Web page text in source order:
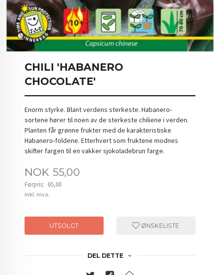
CHILI 'HABANERO
CHOCOLATE'
Enorm styrke. Blant verdens sterkeste. Habanero-
sortene hører til noen av de sterkeste chiliene i verden.
Planten får grønne frukter med de karakteristiske
Habanero-foldene. Etterhvert som fruktene modnes
skifter fargen til en vakker sjokoladebrun farge.
Tilbud
NOK 55,00
Førpris: 65,00
Rabatt
inkl. mva.
UTSOLGT ØNSKELISTE
DEL DETTE